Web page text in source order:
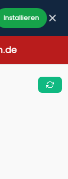
Installieren